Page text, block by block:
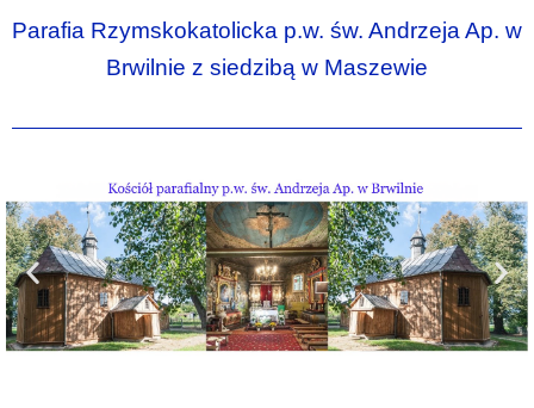
Parafia Rzymskokatolicka p.w. św. Andrzeja Ap. w
Brwilnie z siedzibą w Maszewie